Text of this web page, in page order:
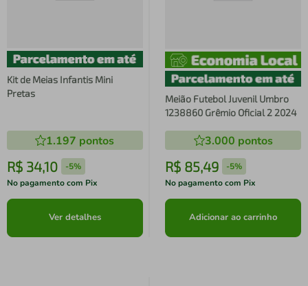
Kit de Meias Infantis Mini
Pretas
1.197 pontos
R$ 34,10 -5%
No pagamento com Pix
Ver detalhes
Meião Futebol Juvenil Umbro
1238860 Grêmio Oficial 2 2024
3.000 pontos
R$ 85,49 -5%
No pagamento com Pix
Adicionar ao carrinho